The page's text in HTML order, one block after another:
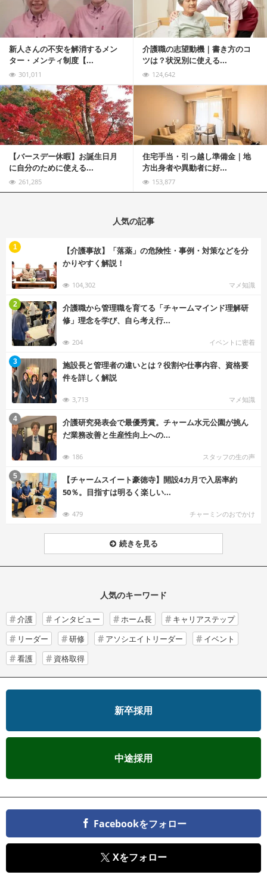
新人さんの不安を解消するメン
ター・メンティ制度【...
301,011
介護職の志望動機｜書き方のコ
ツは？状況別に使える...
124,642
【バースデー休暇】お誕生日月
に自分のために使える...
261,285
住宅手当・引っ越し準備金｜地
方出身者や異動者に好...
153,877
記事を読む
人気の記事
【介護事故】「落薬」の危険性・事例・対策などを分
かりやすく解説！
104,302 マメ知識
1
介護職から管理職を育てる「チャームマインド理解研
修」理念を学び、自ら考え行...
204 イベントに密着
2
施設長と管理者の違いとは？役割や仕事内容、資格要
件を詳しく解説
3,713 マメ知識
3
介護研究発表会で最優秀賞。チャーム水元公園が挑ん
だ業務改善と生産性向上への...
186 スタッフの生の声
4
【チャームスイート豪徳寺】開設4カ月で入居率約
50％。目指すは明るく楽しい...
479 チャーミンのおでかけ
5
続きを見る
人気のキーワード
介護 インタビュー ホーム長
キャリアステップ
リーダー
研修 アソシエイトリーダー
イベント
看護
資格取得
新卒採用
中途採用
Facebookをフォロー
Xをフォロー